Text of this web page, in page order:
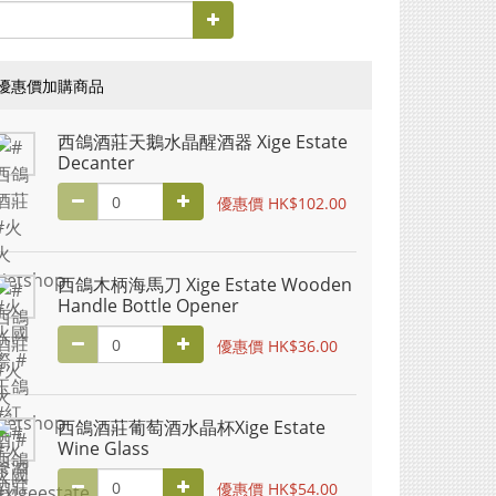
惠價加購商品
西鴿酒莊天鵝水晶醒酒器 Xige Estate
Decanter
優惠價 HK$102.00
西鴿木柄海馬刀 Xige Estate Wooden
Handle Bottle Opener
優惠價 HK$36.00
西鴿酒莊葡萄酒水晶杯Xige Estate
Wine Glass
優惠價 HK$54.00